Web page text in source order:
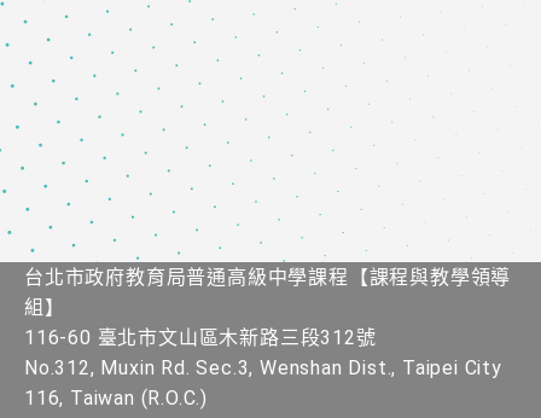
台北市政府教育局普通高級中學課程​【課程與教學領導
組】
116-60 臺北市文山區木新路三段312號
No.312, Muxin Rd. Sec.3, Wenshan Dist., Taipei City
116, Taiwan (R.O.C.)